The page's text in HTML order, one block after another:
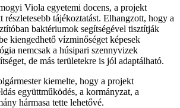
Viola egyetemi docens, a projekt
részletesebb tájékoztatást. Elhangzott, hogy a
baktériumok segítségével tisztítják
kiengedhető vízminőséget képesek
nemcsak a húsipari szennyvizek
de más területekre is jól adaptálható.
kiemelte, hogy a projekt
együttműködés, a kormányzat, a
hármasa tette lehetővé.